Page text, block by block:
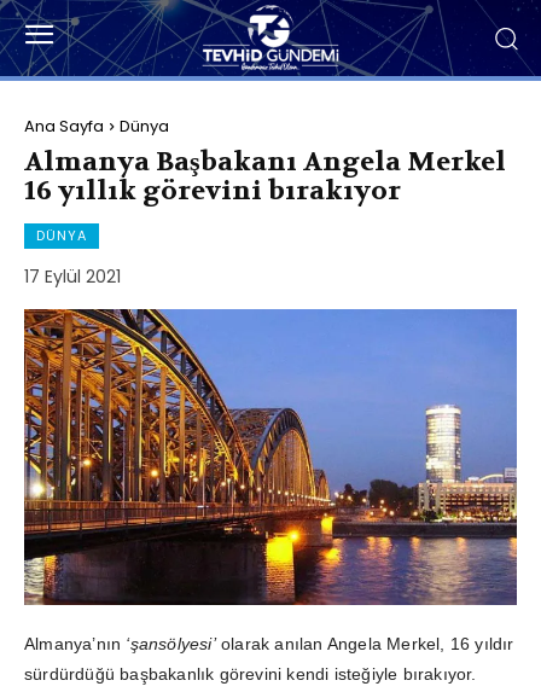
Ana Sayfa Dünya
Almanya Başbakanı Angela Merkel
16 yıllık görevini bırakıyor
DÜNYA
17 Eylül 2021
Almanya’nın ‘şansölyesi’olarak anılan Angela Merkel, 16 yıldır
sürdürdüğü başbakanlık görevini kendi isteğiyle bırakıyor.